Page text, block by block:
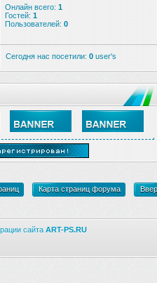
Онлайн всего: 1
Гостей: 1
Пользователей: 0
Сегодня нас посетили: 0 user's
Карта страниц форума
сайта ART-PS.RU